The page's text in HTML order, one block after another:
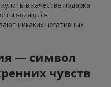
в качестве подарка
являются
никаких негативных
— символ
чувств